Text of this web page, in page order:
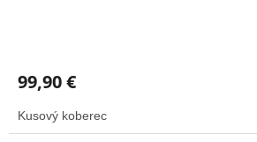
99,90 €
Kusový koberec